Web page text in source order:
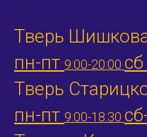
Тверь
пн-пт 9:00-20:00 сб
Тверь
пн-пт 9:00-18:30